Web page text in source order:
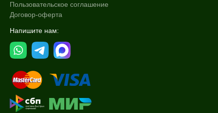
Пользовательское соглашение
Договор-оферта
Напишите нам: